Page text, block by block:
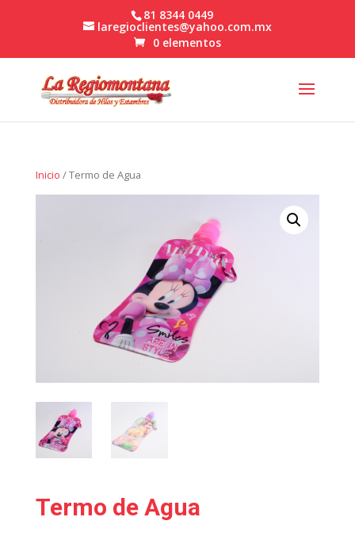
81 8344 0449
laregioclientes@yahoo.com.mx
0 elementos
Inicio / Termo de Agua
Termo de Agua